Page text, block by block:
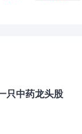
只中药龙头股